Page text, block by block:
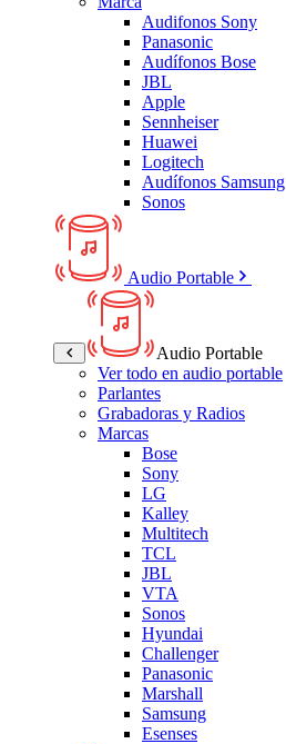
Audifonos Sony
Panasonic
Audífonos Bose
JBL
Apple
Sennheiser
Huawei
Logitech
Audífonos Samsung
Sonos
Audio Portable
Audio Portable
Ver todo en audio portable
Parlantes
Grabadoras y Radios
Marcas
Bose
Sony
LG
Kalley
Multitech
TCL
JBL
VTA
Sonos
Hyundai
Challenger
Panasonic
Marshall
Samsung
Esenses